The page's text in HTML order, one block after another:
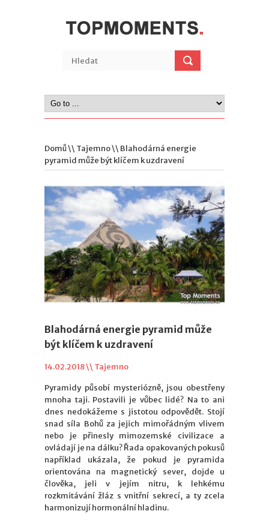
Domů\\ Tajemno\\ Blahodárná energie
pyramid může být klíčem k uzdravení
Blahodárná energie pyramid může
být klíčem k uzdravení
14.02.2018 \\ Tajemno
Pyramidy působí mysteriózně, jsou obestřeny
mnoha taji. Postavili je vůbec lidé? Na to ani
dnes nedokážeme s jistotou odpovědět. Stojí
snad síla Bohů za jejich mimořádným vlivem
nebo je přinesly mimozemské civilizace a
ovládají je na dálku? Řada opakovaných pokusů
například ukázala, že pokud je pyramida
orientována na magnetický sever, dojde u
člověka, jeli v jejím nitru, k lehkému
rozkmitávání žláz s vnitřní sekrecí, a ty zcela
harmonizují hormonální hladinu.